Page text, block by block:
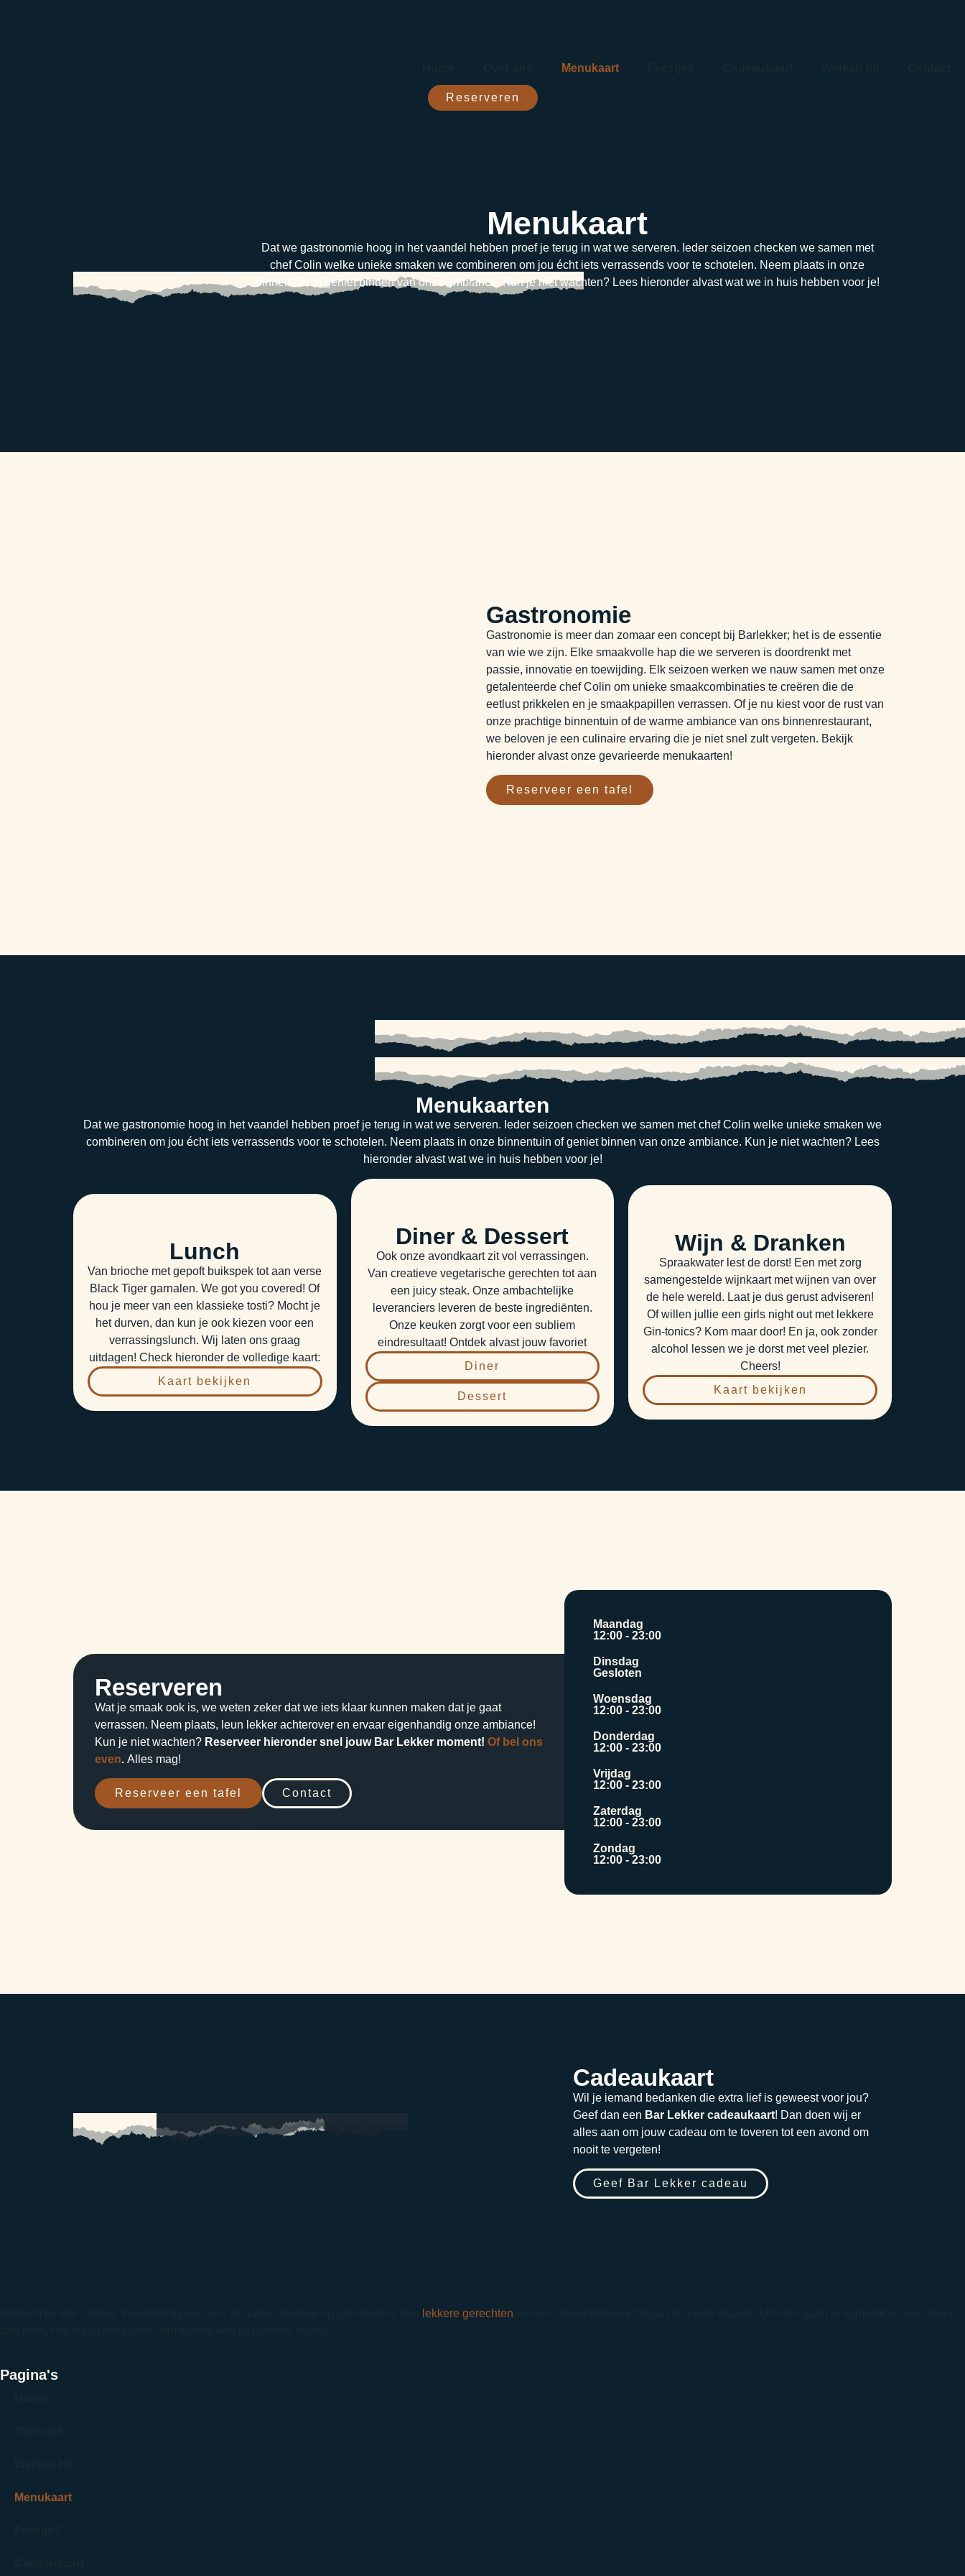
Menukaart
Reserveren
Menukaart
Dat we gastronomie hoog in het vaandel hebben proef je terug in wat we serveren. Ieder seizoen checken we samen met
chef Colin welke unieke smaken we combineren om jou écht iets verrassends voor te schotelen. Neem plaats in onze
binnentuin of geniet binnen van onze ambiance. Kun je niet wachten? Lees hieronder alvast wat we in huis hebben voor je!
Gastronomie
Gastronomie is meer dan zomaar een concept bij Barlekker; het is de essentie
van wie we zijn. Elke smaakvolle hap die we serveren is doordrenkt met
passie, innovatie en toewijding. Elk seizoen werken we nauw samen met onze
getalenteerde chef Colin om unieke smaakcombinaties te creëren die de
eetlust prikkelen en je smaakpapillen verrassen. Of je nu kiest voor de rust van
onze prachtige binnentuin of de warme ambiance van ons binnenrestaurant,
we beloven je een culinaire ervaring die je niet snel zult vergeten. Bekijk
hieronder alvast onze gevarieerde menukaarten!
Reserveer een tafel
Menukaarten
Dat we gastronomie hoog in het vaandel hebben proef je terug in wat we serveren. Ieder seizoen checken we samen met chef Colin welke unieke smaken we
combineren om jou écht iets verrassends voor te schotelen. Neem plaats in onze binnentuin of geniet binnen van onze ambiance. Kun je niet wachten? Lees
hieronder alvast wat we in huis hebben voor je!
Lunch
Van brioche met gepoft buikspek tot aan verse
Black Tiger garnalen. We got you covered! Of
hou je meer van een klassieke tosti? Mocht je
het durven, dan kun je ook kiezen voor een
verrassingslunch. Wij laten ons graag
uitdagen! Check hieronder de volledige kaart:
Kaart bekijken
Diner & Dessert
Ook onze avondkaart zit vol verrassingen.
Van creatieve vegetarische gerechten tot aan
een juicy steak. Onze ambachtelijke
leveranciers leveren de beste ingrediënten.
Onze keuken zorgt voor een subliem
eindresultaat! Ontdek alvast jouw favoriet
Diner
Dessert
Wijn & Dranken
Spraakwater lest de dorst! Een met zorg
samengestelde wijnkaart met wijnen van over
de hele wereld. Laat je dus gerust adviseren!
Of willen jullie een girls night out met lekkere
Gin-tonics? Kom maar door! En ja, ook zonder
alcohol lessen we je dorst met veel plezier.
Cheers!
Kaart bekijken
Reserveren
Wat je smaak ook is, we weten zeker dat we iets klaar kunnen maken dat je gaat
verrassen. Neem plaats, leun lekker achterover en ervaar eigenhandig onze ambiance!
Kun je niet wachten? Reserveer hieronder snel jouw Bar Lekker moment! Of bel ons
even. Alles mag!
Reserveer een tafel Contact
Maandag
12:00 - 23:00
Dinsdag
Gesloten
Woensdag
12:00 - 23:00
Donderdag
12:00 - 23:00
Vrijdag
12:00 - 23:00
Zaterdag
12:00 - 23:00
Zondag
12:00 - 23:00
Cadeaukaart
Wil je iemand bedanken die extra lief is geweest voor jou?
Geef dan een Bar Lekker cadeaukaart! Dan doen wij er
alles aan om jouw cadeau om te toveren tot een avond om
nooit te vergeten!
Geef Bar Lekker cadeau
lekkere gerechten
Pagina's
Menukaart